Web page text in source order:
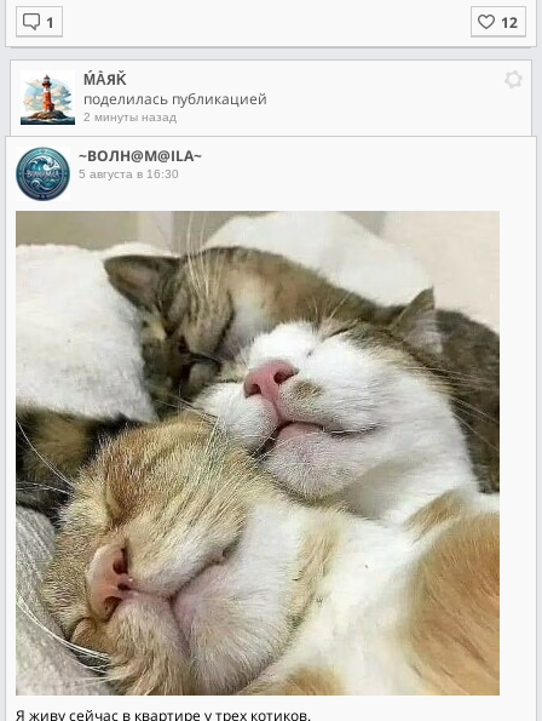
ḾẰЯǨ
поделилась публикацией
2 минуты назад
~ВОЛН@М@ILA~
5 августа в 16:30
Я живу сейчас в квартире у трех котиков.